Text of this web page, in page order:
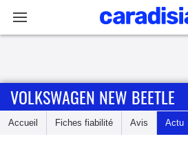
Accueil
VOLKSWAGEN NEW BEETLE
Accueil Fiches fiabilité Avis Actu